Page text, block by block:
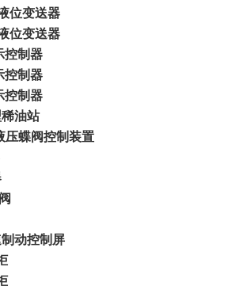
位变送器
位变送器
控制器
控制器
控制器
油站
压蝶阀控制装置
动控制屏